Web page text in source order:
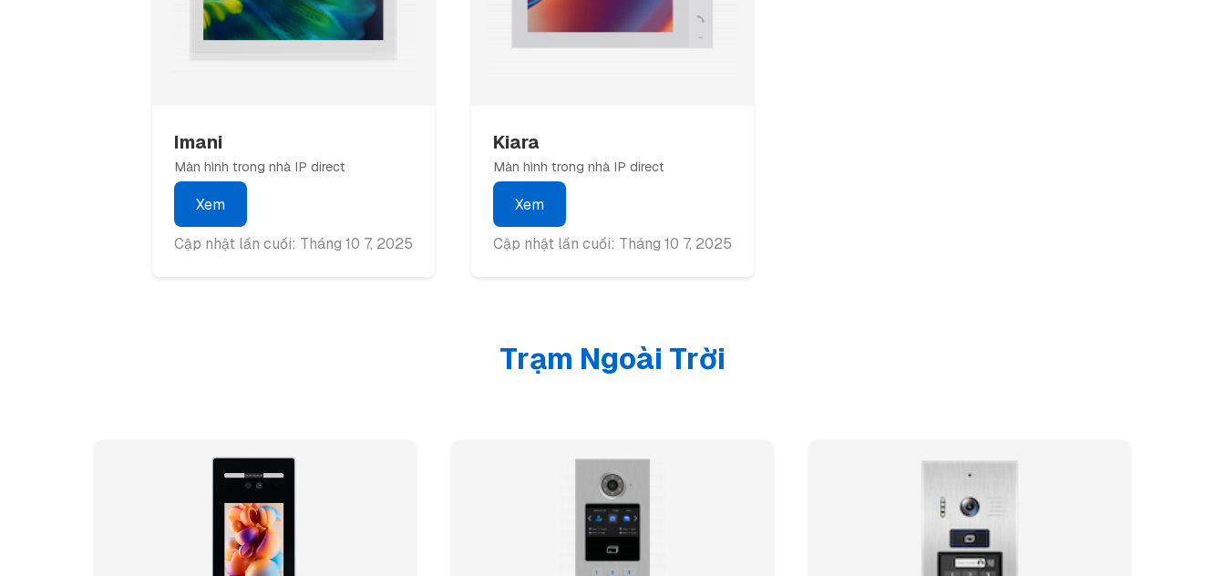
Imani
Màn hình trong nhà IP direct
Xem
Cập nhật lần cuối: Tháng 10 7, 2025
Kiara
Màn hình trong nhà IP direct
Xem
Cập nhật lần cuối: Tháng 10 7, 2025
Trạm Ngoài Trời
Remember your language and display preferences.